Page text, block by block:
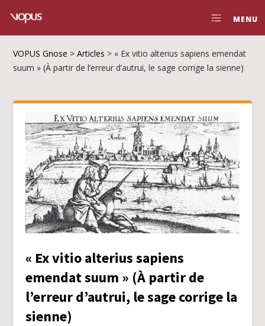
MENU
VOPUS Gnose >Articles > « Ex vitio alterius sapiens emendat
suum » (À partir de l’erreur d’autrui, le sage corrige la sienne)
« Ex vitio alterius sapiens
emendat suum » (À partir de
l’erreur d’autrui, le sage corrige la
sienne)